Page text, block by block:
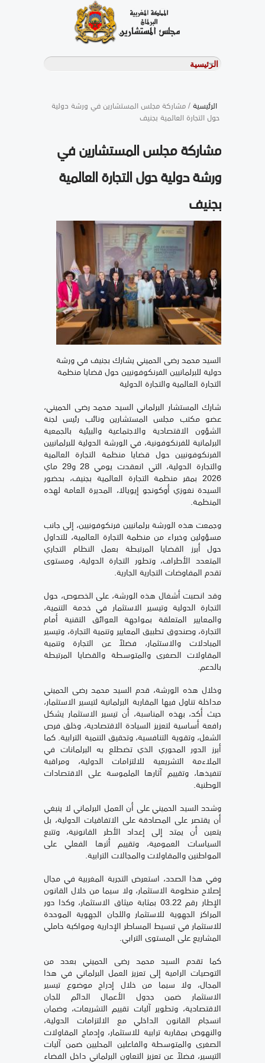
الرئيسية/ مشاركة مجلس المستشارين في ورشة دولية
حول التجارة العالمية بجنيف
مشاركة مجلس المستشارين في
ورشة دولية حول التجارة العالمية
بجنيف
السيد محمد رضى الحميني يشارك بجنيف في ورشة
دولية للبرلمانيين الفرنكوفونيين حول قضايا منظمة
التجارة العالمية والتجارة الدولية
شارك المستشار البرلماني السيد محمد رضى الحميني،
عضو مكتب مجلس المستشارين ونائب رئيس لجنة
الشؤون الاقتصادية والاجتماعية والبيئية بالجمعية
البرلمانية للفرنكوفونية، في الورشة الدولية للبرلمانيين
الفرنكوفونيين حول قضايا منظمة التجارة العالمية
والتجارة الدولية، التي انعقدت يومي 28 و29 ماي
2026 بمقر منظمة التجارة العالمية بجنيف، بحضور
السيدة نغوزي أوكونجو إيويالا، المديرة العامة لهذه
المنظمة.
وجمعت هذه الورشة برلمانيين فرنكوفونيين، إلى جانب
مسؤولين وخبراء من منظمة التجارة العالمية، للتداول
حول أبرز القضايا المرتبطة بعمل النظام التجاري
المتعدد الأطراف، وتطور التجارة الدولية، ومستوى
تقدم المفاوضات التجارية الجارية.
وقد انصبت أشغال هذه الورشة، على الخصوص، حول
التجارة الدولية وتيسير الاستثمار في خدمة التنمية،
والمعايير المتعلقة بمواجهة العوائق التقنية أمام
التجارة، وصندوق تطبيق المعايير وتنمية التجارة، وتيسير
المبادلات والاستثمار، فضلاً عن التجارة وتنمية
المقاولات الصغرى والمتوسطة والقضايا المرتبطة
بالدعم.
وخلال هذه الورشة، قدم السيد محمد رضى الحميني
مداخلة تناول فيها المقاربة البرلمانية لتيسير الاستثمار،
حيث أكد، بهذه المناسبة، أن تيسير الاستثمار يشكل
رافعة أساسية لتعزيز السيادة الاقتصادية، وخلق فرص
الشغل، وتقوية التنافسية، وتحقيق التنمية الترابية. كما
أبرز الدور المحوري الذي تضطلع به البرلمانات في
الملاءمة التشريعية للالتزامات الدولية، ومراقبة
تنفيذها، وتقييم آثارها الملموسة على الاقتصادات
الوطنية.
وشدد السيد الحميني على أن العمل البرلماني لا ينبغي
أن يقتصر على المصادقة على الاتفاقيات الدولية، بل
يتعين أن يمتد إلى إعداد الأطر القانونية، وتتبع
السياسات العمومية، وتقييم أثرها الفعلي على
المواطنين والمقاولات والمجالات الترابية.
وفي هذا الصدد، استعرض التجربة المغربية في مجال
إصلاح منظومة الاستثمار، ولا سيما من خلال القانون
الإطار رقم 03.22 بمثابة ميثاق الاستثمار، وكذا دور
المراكز الجهوية للاستثمار واللجان الجهوية الموحدة
للاستثمار في تبسيط المساطر الإدارية ومواكبة حاملي
المشاريع على المستوى الترابي.
كما تقدم السيد محمد رضى الحميني بعدد من
التوصيات الرامية إلى تعزيز العمل البرلماني في هذا
المجال، ولا سيما من خلال إدراج موضوع تيسير
الاستثمار ضمن جدول الأعمال الدائم للجان
الاقتصادية، وتطوير آليات تقييم التشريعات، وضمان
انسجام القانون الداخلي مع الالتزامات الدولية،
والنهوض بمقاربة ترابية للاستثمار، وإدماج المقاولات
الصغرى والمتوسطة والفاعلين المحليين ضمن آليات
التيسير، فضلاً عن تعزيز التعاون البرلماني داخل الفضاء